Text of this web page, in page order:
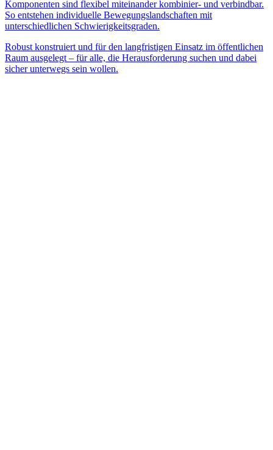
Komponenten sind flexibel miteinander kombinier- und verbindbar.
So entstehen individuelle Bewegungslandschaften mit
unterschiedlichen Schwierigkeitsgraden.
Robust konstruiert und für den langfristigen Einsatz im öffentlichen
Raum ausgelegt – für alle, die Herausforderung suchen und dabei
sicher unterwegs sein wollen.